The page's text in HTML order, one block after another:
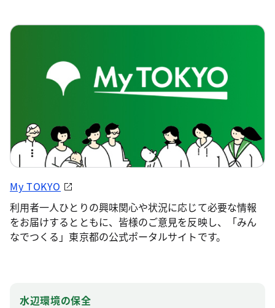
My TOKYO
利用者一人ひとりの興味関心や状況に応じて必要な情報
をお届けするとともに、皆様のご意見を反映し、「みん
なでつくる」東京都の公式ポータルサイトです。
水辺環境の保全